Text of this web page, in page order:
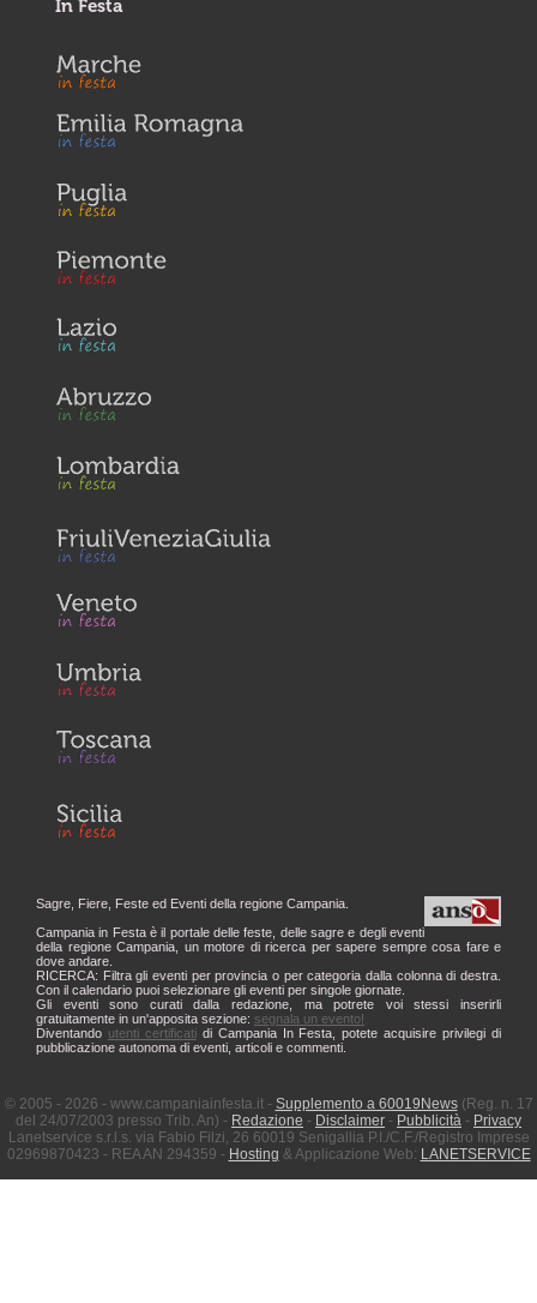
In Festa
Sagre, Fiere, Feste ed Eventi della regione Campania.
Campania in Festa è il portale delle feste, delle sagre e degli eventi
della regione Campania, un motore di ricerca per sapere sempre cosa fare e
dove andare.
RICERCA: Filtra gli eventi per provincia o per categoria dalla colonna di destra.
Con il calendario puoi selezionare gli eventi per singole giornate.
Gli eventi sono curati dalla redazione, ma potrete voi stessi inserirli
gratuitamente in un'apposita sezione: segnala un evento!
Diventando utenti certificatidi Campania In Festa, potete acquisire privilegi di
pubblicazione autonoma di eventi, articoli e commenti.
© 2005 - 2026 - www.campaniainfesta.it - Supplemento a 60019News(Reg. n. 17
del 24/07/2003 presso Trib. An) - Redazione - Disclaimer - Pubblicità - Privacy
Lanetservice s.r.l.s. via Fabio Filzi, 26 60019 Senigallia P.I./C.F./Registro Imprese
02969870423 - REA AN 294359 - Hosting & Applicazione Web: LANETSERVICE